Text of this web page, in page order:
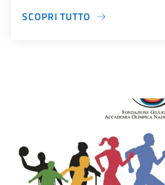
SCOPRI TUTTO